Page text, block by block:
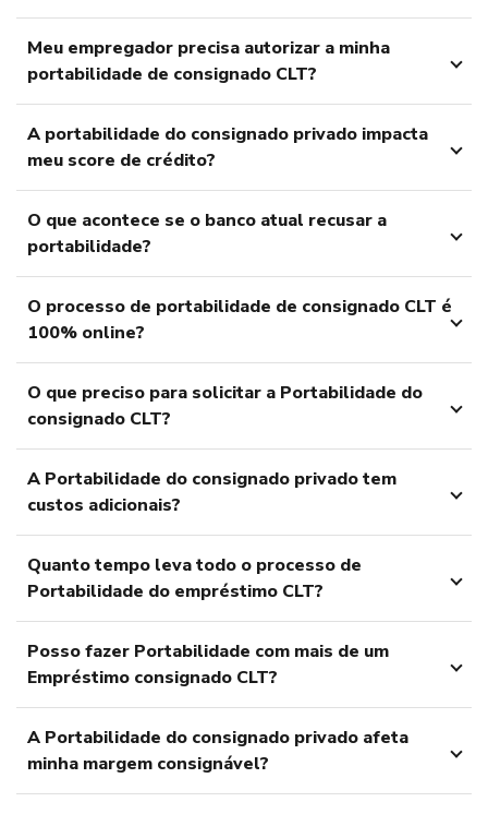
Meu empregador precisa autorizar a minha
portabilidade de consignado CLT?
A portabilidade do consignado privado impacta
meu score de crédito?
O que acontece se o banco atual recusar a
portabilidade?
O processo de portabilidade de consignado CLT é
100% online?
O que preciso para solicitar a Portabilidade do
consignado CLT?
A Portabilidade do consignado privado tem
custos adicionais?
Quanto tempo leva todo o processo de
Portabilidade do empréstimo CLT?
Posso fazer Portabilidade com mais de um
Empréstimo consignado CLT?
A Portabilidade do consignado privado afeta
minha margem consignável?